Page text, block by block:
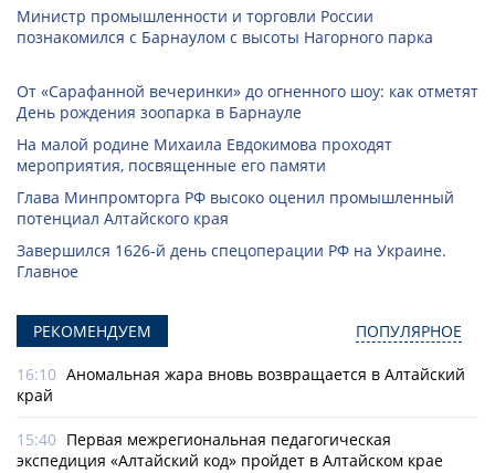
Министр промышленности и торговли России
познакомился с Барнаулом с высоты Нагорного парка
От «Сарафанной вечеринки» до огненного шоу: как отметят
День рождения зоопарка в Барнауле
На малой родине Михаила Евдокимова проходят
мероприятия, посвященные его памяти
Глава Минпромторга РФ высоко оценил промышленный
потенциал Алтайского края
Завершился 1626-й день спецоперации РФ на Украине.
Главное
РЕКОМЕНДУЕМ ПОПУЛЯРНОЕ
16:10 Аномальная жара вновь возвращается в Алтайский
край
15:40 Первая межрегиональная педагогическая
экспедиция «Алтайский код» пройдет в Алтайском крае